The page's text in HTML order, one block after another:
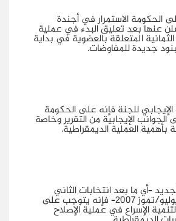
الحكومة الاستمرار في أجندة
عنها بعد تعليق البدء في عملية
المتعلقة بالعضوية في بداية
الإيجابي للجنة فإنه على الحكومة
الجوانب الإيجابية من التقرير وخاصة
بأهمية العملية الديمقراطية.
–أي ما بعد انتخابات الثاني
والعشرين من يوليو/تموز 2007– فإنه يتوجب على
الإسراع في عملية الإصلاح